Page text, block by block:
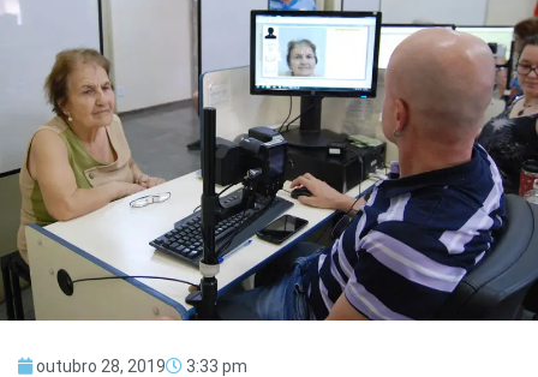
outubro 28, 2019 3:33 pm